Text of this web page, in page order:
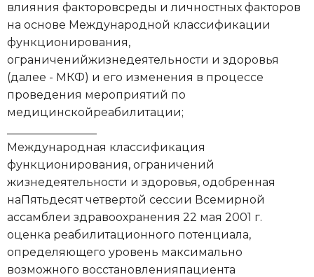
влияния факторовсреды и личностных факторов
на основе Международной классификации
функционирования,
ограниченийжизнедеятельности и здоровья
(далее - МКФ) и его изменения в процессе
проведения мероприятий по
медицинскойреабилитации;
Международная классификация
функционирования, ограничений
жизнедеятельности и здоровья, одобренная
наПятьдесят четвертой сессии Всемирной
ассамблеи здравоохранения 22 мая 2001 г.
оценка реабилитационного потенциала,
определяющего уровень максимально
возможного восстановленияпациента